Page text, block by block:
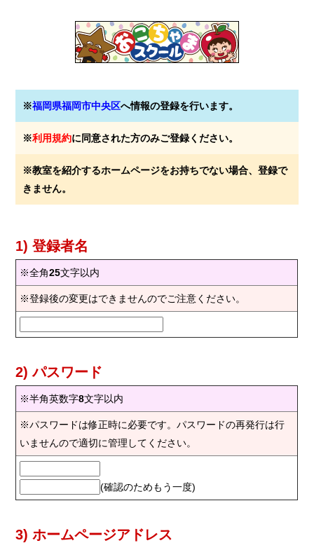
※福岡県福岡市中央区へ情報の登録を行います。
※利用規約に同意された方のみご登録ください。
※教室を紹介するホームページをお持ちでない場合、登録で
きません。
1) 登録者名
※全角25文字以内
※登録後の変更はできませんのでご注意ください。
2) パスワード
※半角英数字8文字以内
※パスワードは修正時に必要です。パスワードの再発行は行
いませんので適切に管理してください。
(確認のためもう一度)
3) ホームページアドレス